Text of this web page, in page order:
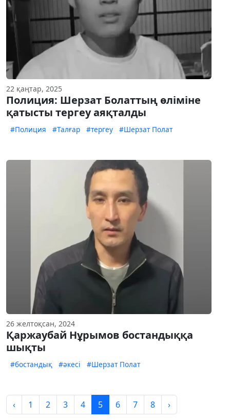
22 қаңтар, 2025
Полиция: Шерзат Болаттың өліміне
қатысты тергеу аяқталды
#Полиция #Талғар #тергеу #Шерзат Полат
26 желтоқсан, 2024
Қаржаубай Нұрымов бостандыққа
шықты
#бостандық #әкесі #Шерзат Полат
‹ 1 2 3 4 5 6 7 8 ›